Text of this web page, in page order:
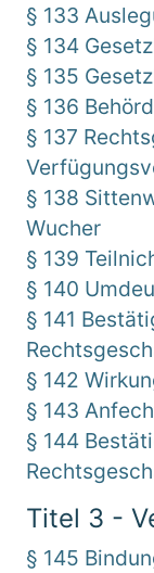
§ 133
§ 134
§ 135
§ 136
§ 137
§ 138
Wucher
§ 139
§ 140
§ 141
§ 142
§ 143
§ 144
Titel 3 -
§ 145